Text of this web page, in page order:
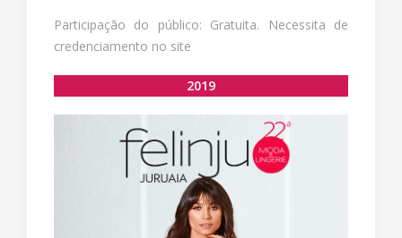
Participação do público: Gratuita. Necessita de
credenciamento no site
2019